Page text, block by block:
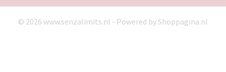
© 2026 www.senzalimits.nl - Powered by Shoppagina.nl